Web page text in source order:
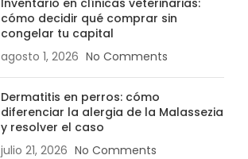
Inventario en clínicas veterinarias:
cómo decidir qué comprar sin
congelar tu capital
agosto 1, 2026 No Comments
Dermatitis en perros: cómo
diferenciar la alergia de la Malassezia
y resolver el caso
julio 21, 2026 No Comments